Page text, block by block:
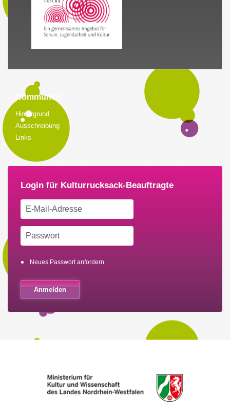
Kommunen
Hintergrund
Ausschreibung
Links
Neues Passwort anfordern